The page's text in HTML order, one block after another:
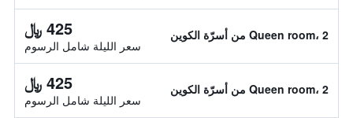
Queen room، 2 من أسرّة الكوين 425 ﷼
سعر الليلة شامل الرسوم
Queen room، 2 من أسرّة الكوين 425 ﷼
سعر الليلة شامل الرسوم